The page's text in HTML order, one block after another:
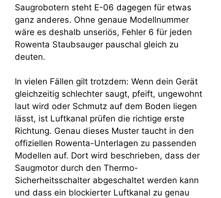
Saugrobotern steht E-06 dagegen für etwas
ganz anderes. Ohne genaue Modellnummer
wäre es deshalb unseriös, Fehler 6 für jeden
Rowenta Staubsauger pauschal gleich zu
deuten.
In vielen Fällen gilt trotzdem: Wenn dein Gerät
gleichzeitig schlechter saugt, pfeift, ungewohnt
laut wird oder Schmutz auf dem Boden liegen
lässt, ist Luftkanal prüfen die richtige erste
Richtung. Genau dieses Muster taucht in den
offiziellen Rowenta-Unterlagen zu passenden
Modellen auf. Dort wird beschrieben, dass der
Saugmotor durch den Thermo-
Sicherheitsschalter abgeschaltet werden kann
und dass ein blockierter Luftkanal zu genau